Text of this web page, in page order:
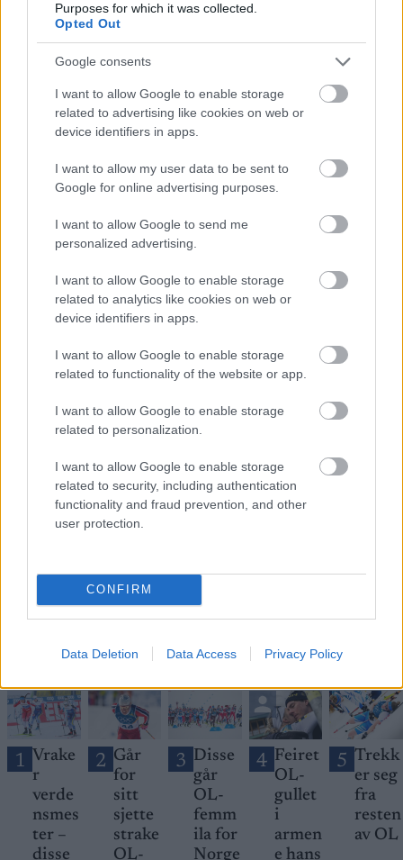
Purposes for which it was collected.
Opted Out
Google consents
I want to allow Google to enable storage
related to advertising like cookies on web or
device identifiers in apps.
I want to allow my user data to be sent to
Google for online advertising purposes.
I want to allow Google to send me
personalized advertising.
I want to allow Google to enable storage
related to analytics like cookies on web or
device identifiers in apps.
I want to allow Google to enable storage
related to functionality of the website or app.
I want to allow Google to enable storage
related to personalization.
I want to allow Google to enable storage
related to security, including authentication
functionality and fraud prevention, and other
user protection.
CONFIRM
Data Deletion Data Access Privacy Policy
10:20: 10km klassisk individuell start, kvinner og
para stående12:00: 10km klassisk individuell
Torsdag 16. januar
10:15: Sprint prolog, para sittende
10:30: Sprint fristil prolog, kvinner og menn
12:00: Sprint para stående
12:15: Sprint fristil finaler, kvinner og menn
Lørdag 18. januar:
11:00: Skiathlon 20km, kvinner
Startlister, detaljer og resultater
Søndag 19. januar:
11:30: Stafett 3x5km, kvinner
14:30: Stafett 3x10km, menn
Startlister, detaljer og resultater
Meld deg på vårt nyhetsbrev
MEST LEST
1 Vrake
r
verde
nsmes
ter –
disse
2 Går
for
sitt
sjette
strake
OL-
3 Disse
går
OL-
femm
ila for
Norge
4 Feiret
OL-
gullet
i
armen
e hans
5 Trekk
er seg
fra
resten
av OL